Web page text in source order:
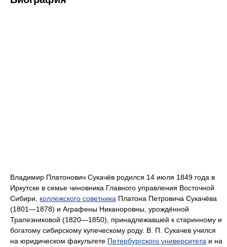
Владимир Платонович Сукачёв родился 14 июля 1849 года в
Иркутске в семье чиновника Главного управления Восточной
Сибири, коллежского советника Платона Петровича Сукачёва
(1801—1878) и Аграфены Никаноровны, урождённой
Трапезниковой (1820—1850), принадлежавшей к старинному и
богатому сибирскому купеческому роду. В. П. Сукачев учился
на юридическом факультете Петербургского университета и на